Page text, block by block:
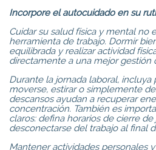
Incorpore el autocuidado en su
Cuidar su salud física y mental no
herramienta de trabajo. Dormir
equilibrada y realizar actividad
directamente a una mejor gestión
Durante la jornada laboral, incluya
moverse, estirar o simplemente
descansos ayudan a recuperar
concentración. También es
claros: defina horarios de cierre
desconectarse del trabajo al final
Mantener actividades personales